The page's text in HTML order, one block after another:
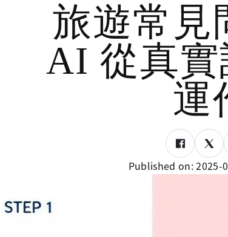
旅遊常見
AI 從真實
運
Published on:2025-